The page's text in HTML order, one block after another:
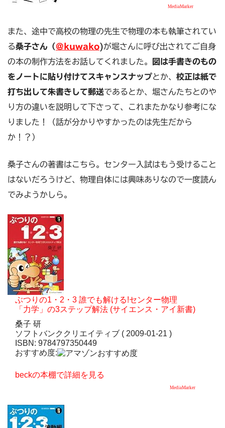
MediaMarker
また、途中で高校の物理の先生で物理の本も執筆されてい
る桑子さん（@kuwako)が堀さんに呼び出されてご自身
の本の制作方法をお話してくれました。
図は手書きのもの
をノートに貼り付けてスキャンスナップとか、 校正は紙で
打ち出して朱書きして郵送であるとか、堀さんたちとのや
り方の違いを説明して下さって、これまたかなり参考にな
りました！（話が分かりやすかったのは先生だから
か！？）
桑子さんの著書はこちら。センター入試はもう受けること
はないだろうけど、物理自体には興味ありなので一度読ん
でみようかしら。
ぶつりの1・2・3 誰でも解ける!センター物理
「力学」の3ステップ解法 (サイエンス・アイ新書)
桑子 研
ソフトバンククリエイティブ ( 2009-01-21 )
ISBN: 9784797350449
おすすめ度:
beckの本棚で詳細を見る
MediaMarker